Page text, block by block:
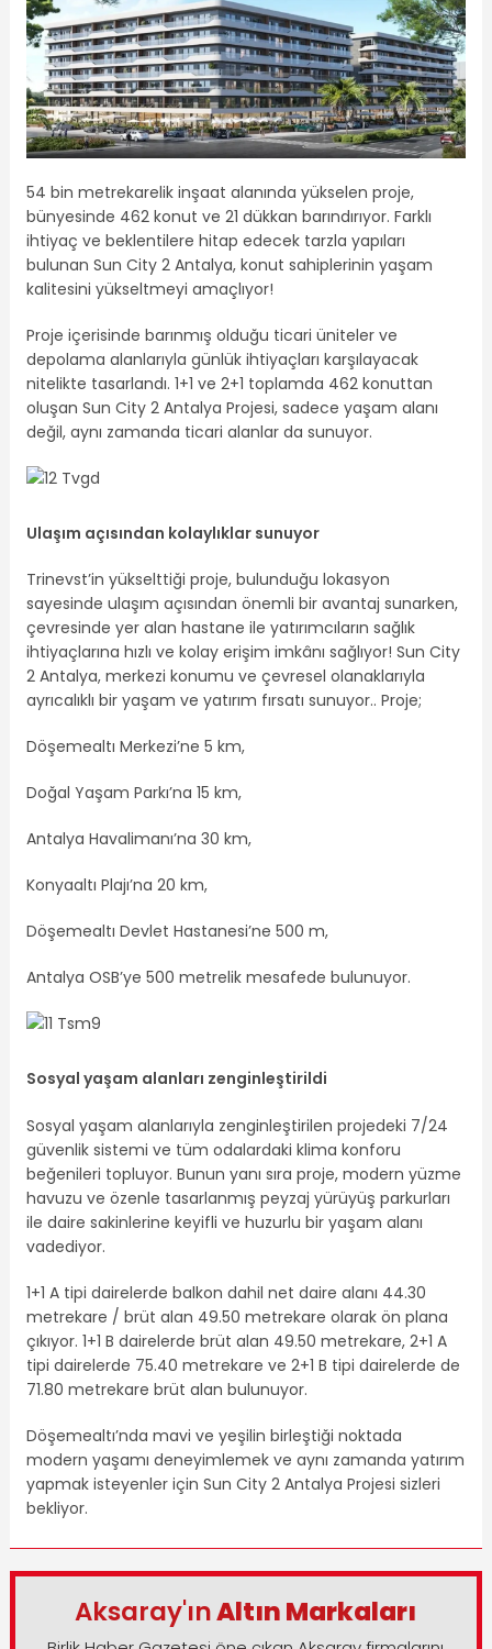
54 bin metrekarelik inşaat alanında yükselen proje,
bünyesinde 462 konut ve 21 dükkan barındırıyor. Farklı
ihtiyaç ve beklentilere hitap edecek tarzla yapıları
bulunan Sun City 2 Antalya, konut sahiplerinin yaşam
kalitesini yükseltmeyi amaçlıyor!
Proje içerisinde barınmış olduğu ticari üniteler ve
depolama alanlarıyla günlük ihtiyaçları karşılayacak
nitelikte tasarlandı. 1+1 ve 2+1 toplamda 462 konuttan
oluşan Sun City 2 Antalya Projesi, sadece yaşam alanı
değil, aynı zamanda ticari alanlar da sunuyor.
Ulaşım açısından kolaylıklar sunuyor
Trinevst’in yükselttiği proje, bulunduğu lokasyon
sayesinde ulaşım açısından önemli bir avantaj sunarken,
çevresinde yer alan hastane ile yatırımcıların sağlık
ihtiyaçlarına hızlı ve kolay erişim imkânı sağlıyor! Sun City
2 Antalya, merkezi konumu ve çevresel olanaklarıyla
ayrıcalıklı bir yaşam ve yatırım fırsatı sunuyor.. Proje;
Döşemealtı Merkezi’ne 5 km,
Doğal Yaşam Parkı’na 15 km,
Antalya Havalimanı’na 30 km,
Konyaaltı Plajı’na 20 km,
Döşemealtı Devlet Hastanesi’ne 500 m,
Antalya OSB’ye 500 metrelik mesafede bulunuyor.
Sosyal yaşam alanları zenginleştirildi
Sosyal yaşam alanlarıyla zenginleştirilen projedeki 7/24
güvenlik sistemi ve tüm odalardaki klima konforu
beğenileri topluyor. Bunun yanı sıra proje, modern yüzme
havuzu ve özenle tasarlanmış peyzaj yürüyüş parkurları
ile daire sakinlerine keyifli ve huzurlu bir yaşam alanı
vadediyor.
1+1 A tipi dairelerde balkon dahil net daire alanı 44.30
metrekare / brüt alan 49.50 metrekare olarak ön plana
çıkıyor. 1+1 B dairelerde brüt alan 49.50 metrekare, 2+1 A
tipi dairelerde 75.40 metrekare ve 2+1 B tipi dairelerde de
71.80 metrekare brüt alan bulunuyor.
Döşemealtı’nda mavi ve yeşilin birleştiği noktada
modern yaşamı deneyimlemek ve aynı zamanda yatırım
yapmak isteyenler için Sun City 2 Antalya Projesi sizleri
bekliyor.
Aksaray'ınAltın Markaları